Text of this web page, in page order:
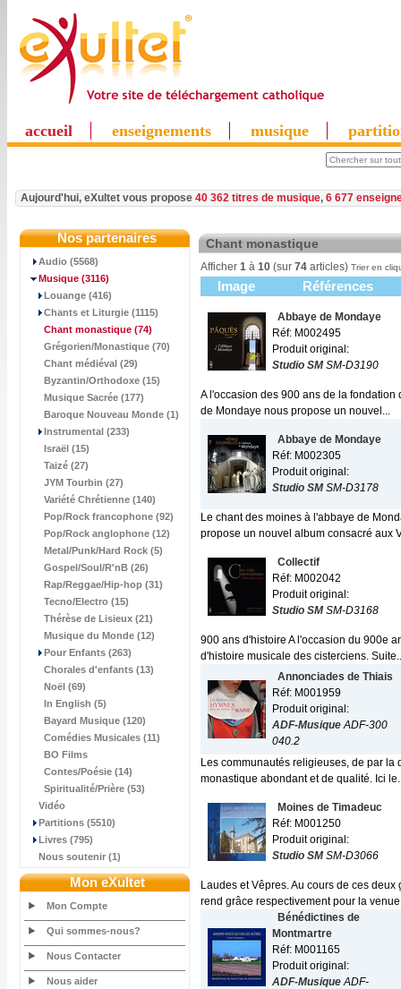
accueil enseignements musique
Aujourd'hui, eXultet vous propose 40 362 titres de musique, 6 677
Nos partenaires
Audio (5568)
Musique (3116)
Louange (416)
Chants et Liturgie (1115)
Chant monastique (74)
Grégorien/Monastique (70)
Chant médiéval (29)
Byzantin/Orthodoxe (15)
Musique Sacrée (177)
Baroque Nouveau Monde (1)
Instrumental (233)
Israël (15)
Taizé (27)
JYM Tourbin (27)
Variété Chrétienne (140)
Pop/Rock francophone (92)
Pop/Rock anglophone (12)
Metal/Punk/Hard Rock (5)
Gospel/Soul/R'nB (26)
Rap/Reggae/Hip-hop (31)
Tecno/Electro (15)
Thérèse de Lisieux (21)
Musique du Monde (12)
Pour Enfants (263)
Chorales d'enfants (13)
Noël (69)
In English (5)
Bayard Musique (120)
Comédies Musicales (11)
BO Films
Contes/Poésie (14)
Spiritualité/Prière (53)
Vidéo
Partitions (5510)
Livres (795)
Nous soutenir (1)
Mon eXultet
Mon Compte
Qui sommes-nous?
Nous Contacter
Nous aider
Chant monastique
Afficher 1 à 10 (sur 74 articles) Trier en
Image Références
Abbaye de Mondaye
Réf: M002495
Produit original:
Studio SM SM-D3190
A l'occasion des 900 ans de la
de Mondaye nous propose un nouvel...
Abbaye de Mondaye
Réf: M002305
Produit original:
Studio SM SM-D3178
Le chant des moines à l'abbaye de
propose un nouvel album consacré aux
Collectif
Réf: M002042
Produit original:
Studio SM SM-D3168
900 ans d'histoire A l'occasion du 900e
d'histoire musicale des cisterciens.
Annonciades de Thiais
Réf: M001959
Produit original:
ADF-MusiqueADF-300
040.2
Les communautés religieuses, de par
monastique abondant et de qualité. Ici
Moines de Timadeuc
Réf: M001250
Produit original:
Studio SM SM-D3066
Laudes et Vêpres. Au cours de ces
rend grâce respectivement pour la
Bénédictines de
Montmartre
Réf: M001165
Produit original:
ADF-MusiqueADF-